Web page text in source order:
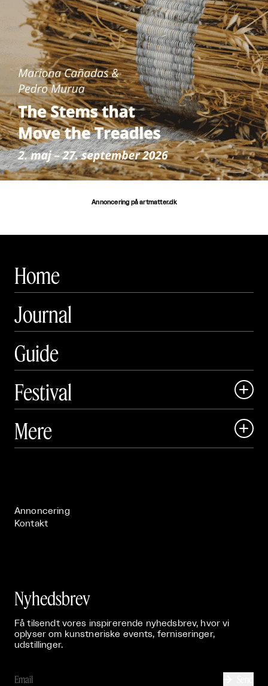
Annoncering på artmatter.dk
Home
Journal
Guide
Festival

 Art Matter Festival
Mere 
Annoncering
Kontakt
Nyhedsbrev
Få tilsendt vores inspirerende nyhedsbrev, hvor vi
oplyser om kunstneriske events, ferniseringer,
udstillinger.